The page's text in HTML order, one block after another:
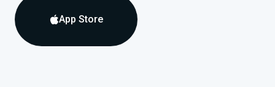
App Store